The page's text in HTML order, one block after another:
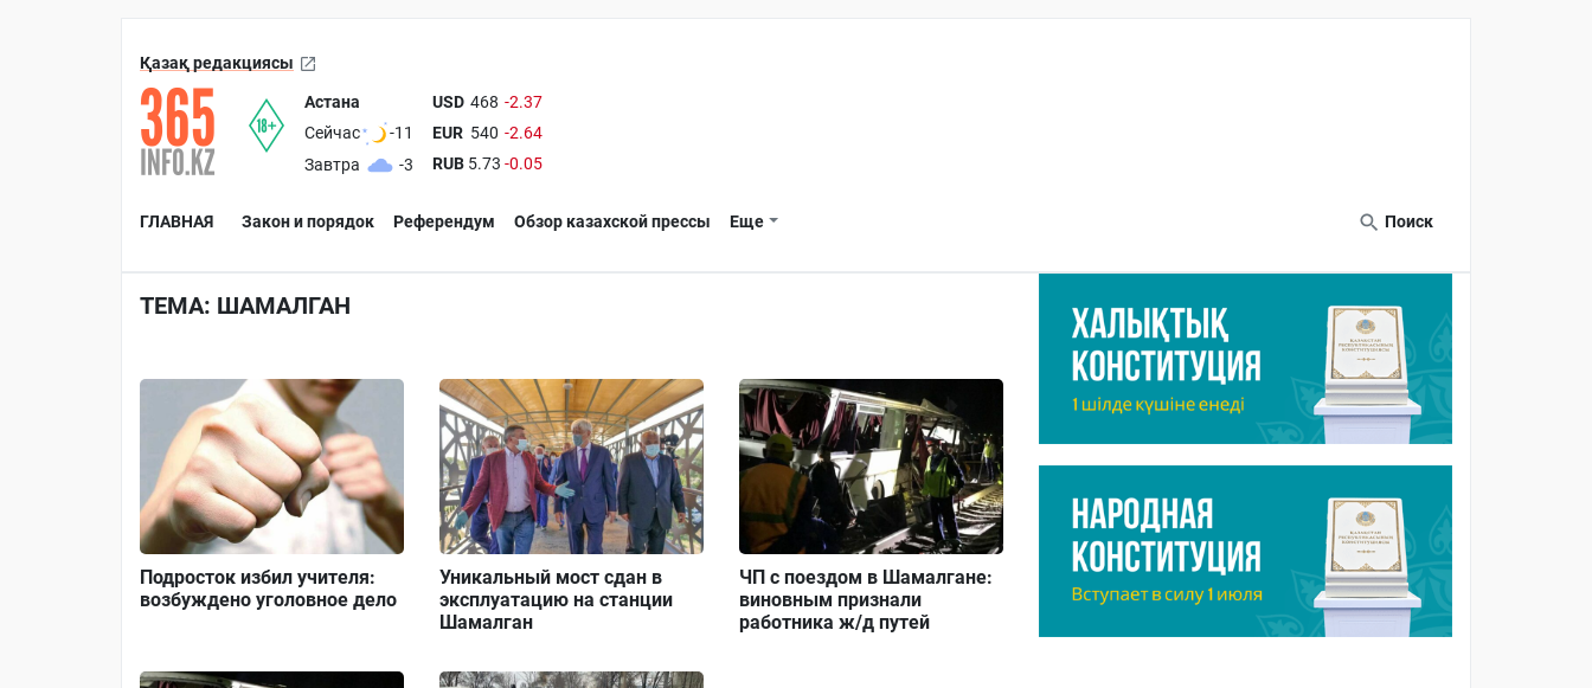
Қазақ редакциясы
Астана
Сейчас
-11
Завтра
-3
USD 468 -2.37
EUR 540 -2.64
RUB 5.73 -0.05
ГЛАВНАЯ Закон и порядок Референдум Обзор казахской прессы Еще Поиск
ТЕМА: ШАМАЛГАН
Подросток избил учителя:
возбуждено уголовное дело
Уникальный мост сдан в
эксплуатацию на станции
Шамалган
ЧП с поездом в Шамалгане:
виновным признали
работника ж/д путей